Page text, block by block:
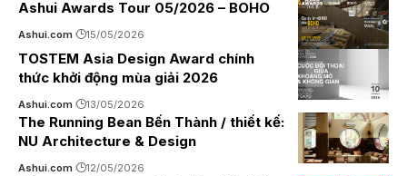
Ashui Awards Tour 05/2026 – BOHO
Ashui.com 15/05/2026
TOSTEM Asia Design Award chính
thức khởi động mùa giải 2026
Ashui.com 13/05/2026
The Running Bean Bến Thành / thiết kế:
NU Architecture & Design
Ashui.com 12/05/2026